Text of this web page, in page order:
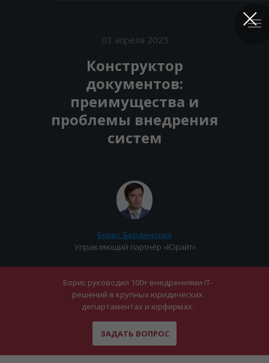
Конструктор
документов:
преимущества и
проблемы внедрения
систем
03 апреля 2025
Борис Бердинских
Управляющий партнёр «Юрайт»
Борис руководил 100+ внедрениями IT-
решений в крупных юридических
департаментах и юрфирмах.
ЗАДАТЬ ВОПРОС